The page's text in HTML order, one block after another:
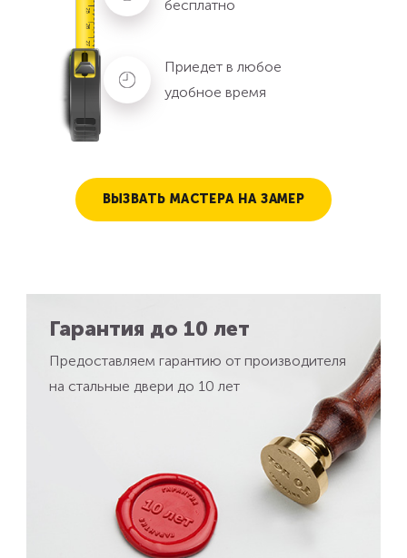
бесплатно
Приедет в любое
удобное время
ВЫЗВАТЬ МАСТЕРА НА ЗАМЕР
Гарантия до 10 лет
Предоставляем гарантию от производителя
на стальные двери до 10 лет